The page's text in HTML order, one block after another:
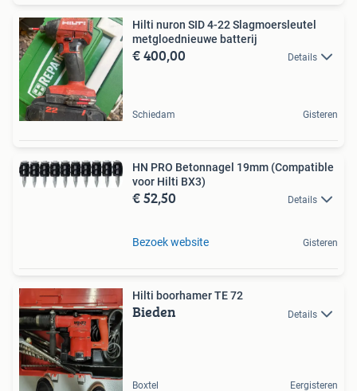
Hilti nuron SID 4-22 Slagmoersleutel
metgloednieuwe batterij
€ 400,00 Details
Schiedam Gisteren
HN PRO Betonnagel 19mm (Compatible
voor Hilti BX3)
€ 52,50 Details
Bezoek website Gisteren
Hilti boorhamer TE 72
Bieden Details
Boxtel Eergisteren